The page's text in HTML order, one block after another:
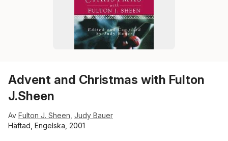
Advent and Christmas with Fulton
J.Sheen
Av Fulton J. Sheen Judy Bauer
Häftad, Engelska, 2001